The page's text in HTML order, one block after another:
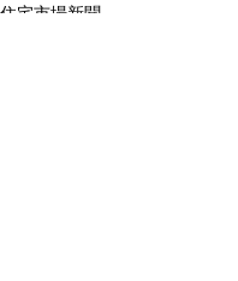
住宅市場新聞